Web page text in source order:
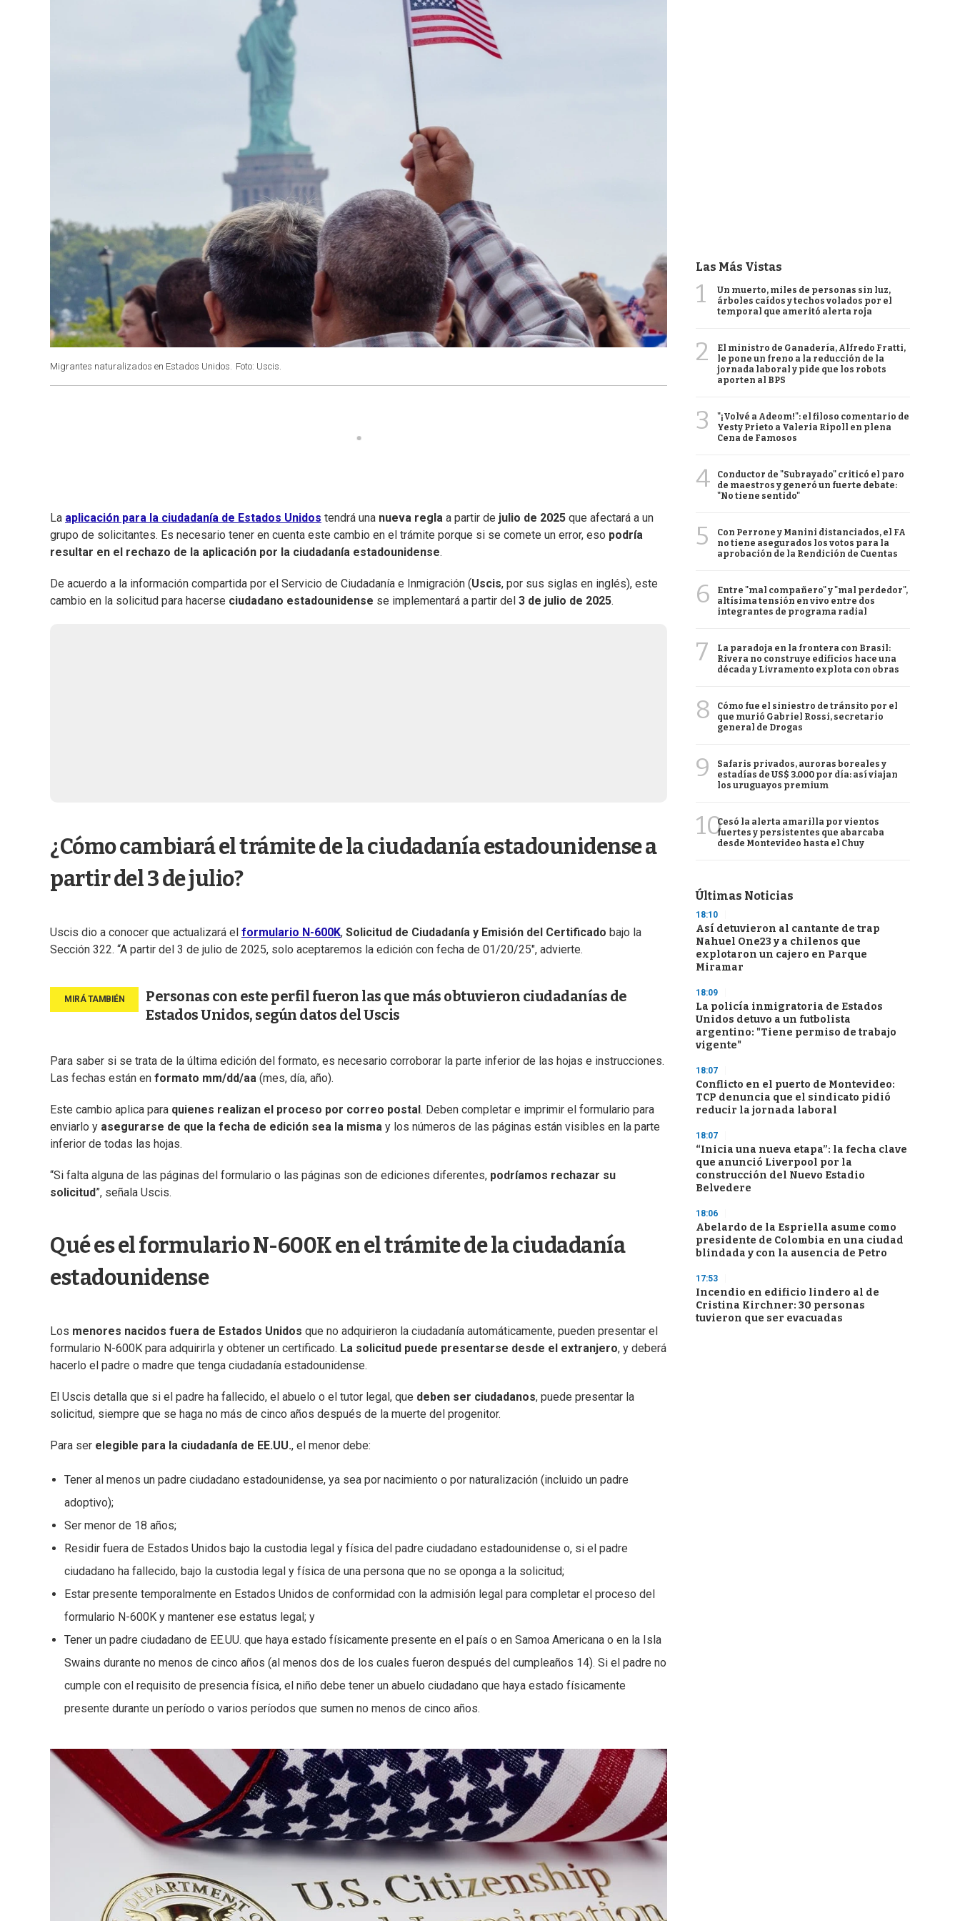
Migrantes naturalizados en Estados Unidos. Foto: Uscis.
La aplicación para la ciudadanía de Estados Unidos tendrá una nueva regla a partir de julio de 2025 que afectará a un
grupo de solicitantes. Es necesario tener en cuenta este cambio en el trámite porque si se comete un error, eso podría
resultar en el rechazo de la aplicación por la ciudadanía estadounidense.
De acuerdo a la información compartida por el Servicio de Ciudadanía e Inmigración (Uscis, por sus siglas en inglés), este
cambio en la solicitud para hacerse ciudadano estadounidense se implementará a partir del 3 de julio de 2025.
¿Cómo cambiará el trámite de la ciudadanía estadounidense a
partir del 3 de julio?
Uscis dio a conocer que actualizará el formulario N-600K, Solicitud de Ciudadanía y Emisión del Certificado bajo la
Sección 322. “A partir del 3 de julio de 2025, solo aceptaremos la edición con fecha de 01/20/25″, advierte.
Personas con este perfil fueron las que más obtuvieron ciudadanías de
Estados Unidos, según datos del Uscis
Para saber si se trata de la última edición del formato, es necesario corroborar la parte inferior de las hojas e instrucciones.
Las fechas están en formato mm/dd/aa (mes, día, año).
Este cambio aplica para quienes realizan el proceso por correo postal . Deben completar e imprimir el formulario para
enviarlo y asegurarse de que la fecha de edición sea la misma y los números de las páginas están visibles en la parte
inferior de todas las hojas.
“Si falta alguna de las páginas del formulario o las páginas son de ediciones diferentes, podríamos rechazar su
solicitud”, señala Uscis.
Qué es el formulario N-600K en el trámite de la ciudadanía
estadounidense
Los menores nacidos fuera de Estados Unidos que no adquirieron la ciudadanía automáticamente, pueden presentar el
formulario N-600K para adquirirla y obtener un certificado. La solicitud puede presentarse desde el extranjero, y deberá
hacerlo el padre o madre que tenga ciudadanía estadounidense.
El Uscis detalla que si el padre ha fallecido, el abuelo o el tutor legal, que deben ser ciudadanos, puede presentar la
solicitud, siempre que se haga no más de cinco años después de la muerte del progenitor.
Para ser elegible para la ciudadanía de EE.UU., el menor debe:
Tener al menos un padre ciudadano estadounidense, ya sea por nacimiento o por naturalización (incluido un padre
adoptivo);
Ser menor de 18 años;
Residir fuera de Estados Unidos bajo la custodia legal y física del padre ciudadano estadounidense o, si el padre
ciudadano ha fallecido, bajo la custodia legal y física de una persona que no se oponga a la solicitud;
Estar presente temporalmente en Estados Unidos de conformidad con la admisión legal para completar el proceso del
formulario N-600K y mantener ese estatus legal; y
Tener un padre ciudadano de EE.UU. que haya estado físicamente presente en el país o en Samoa Americana o en la Isla
Swains durante no menos de cinco años (al menos dos de los cuales fueron después del cumpleaños 14). Si el padre no
cumple con el requisito de presencia física, el niño debe tener un abuelo ciudadano que haya estado físicamente
presente durante un período o varios períodos que sumen no menos de cinco años.
Las Más Vistas
1
Un muerto, miles de personas sin luz,
árboles caídos y techos volados por el
temporal que ameritó alerta roja
2
El ministro de Ganadería, Alfredo Fratti,
le pone un freno a la reducción de la
jornada laboral y pide que los robots
aporten al BPS
3
"¡Volvé a Adeom!": el filoso comentario de
Yesty Prieto a Valeria Ripoll en plena
Cena de Famosos
4
Conductor de "Subrayado" criticó el paro
de maestros y generó un fuerte debate:
"No tiene sentido"
5
Con Perrone y Manini distanciados, el FA
no tiene asegurados los votos para la
aprobación de la Rendición de Cuentas
6
Entre "mal compañero" y "mal perdedor",
altísima tensión en vivo entre dos
integrantes de programa radial
7
La paradoja en la frontera con Brasil:
Rivera no construye edificios hace una
década y Livramento explota con obras
8
Cómo fue el siniestro de tránsito por el
que murió Gabriel Rossi, secretario
general de Drogas
9
Safaris privados, auroras boreales y
estadías de US$ 3.000 por día: así viajan
los uruguayos premium
10Cesó la alerta amarilla por vientos
fuertes y persistentes que abarcaba
desde Montevideo hasta el Chuy
Últimas Noticias
18:10
Así detuvieron al cantante de trap
Nahuel One23 y a chilenos que
explotaron un cajero en Parque
Miramar
18:09
La policía inmigratoria de Estados
Unidos detuvo a un futbolista
argentino: "Tiene permiso de trabajo
vigente"
18:07
Conflicto en el puerto de Montevideo:
TCP denuncia que el sindicato pidió
reducir la jornada laboral
18:07
“Inicia una nueva etapa”: la fecha clave
que anunció Liverpool por la
construcción del Nuevo Estadio
Belvedere
18:06
Abelardo de la Espriella asume como
presidente de Colombia en una ciudad
blindada y con la ausencia de Petro
17:53
Incendio en edificio lindero al de
Cristina Kirchner: 30 personas
tuvieron que ser evacuadas